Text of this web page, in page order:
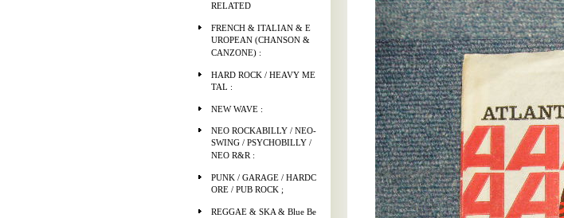
RELATED
FRENCH & ITALIAN & E
UROPEAN (CHANSON &
CANZONE) :
HARD ROCK / HEAVY ME
TAL :
NEW WAVE :
NEO ROCKABILLY / NEO-
SWING / PSYCHOBILLY /
NEO R&R :
PUNK / GARAGE / HARDC
ORE / PUB ROCK ;
REGGAE & SKA & Blue Be